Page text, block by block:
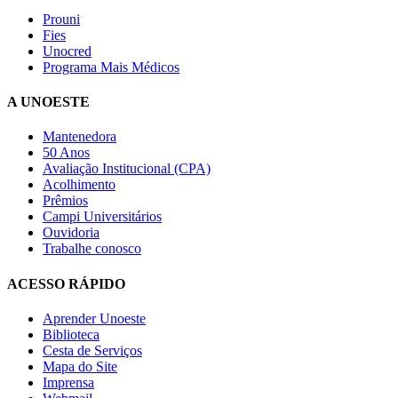
Prouni
Fies
Unocred
Programa Mais Médicos
A UNOESTE
Mantenedora
50 Anos
Avaliação Institucional (CPA)
Acolhimento
Prêmios
Campi Universitários
Ouvidoria
Trabalhe conosco
ACESSO RÁPIDO
Aprender Unoeste
Biblioteca
Cesta de Serviços
Mapa do Site
Imprensa